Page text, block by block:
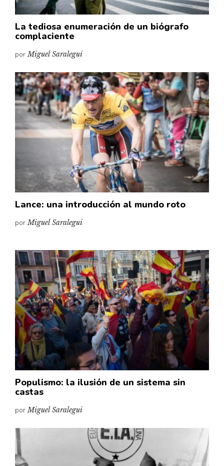
La tediosa enumeración de un biógrafo
complaciente
porMiguel Saralegui
Lance: una introducción al mundo roto
porMiguel Saralegui
Populismo: la ilusión de un sistema sin
castas
porMiguel Saralegui